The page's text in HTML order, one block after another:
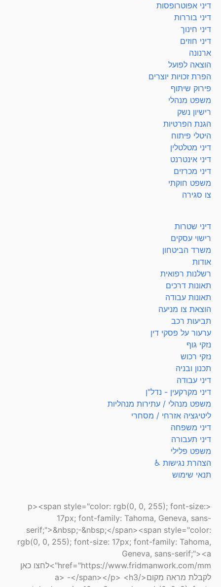
דיני אפוטרופסות
דיני בוררות
דיני חינוך
דיני חוזים
ארנונה
הוצאה לפועל
הפרת זכויות יוצרים
פירוק שיתוף
משפט מנהלי
רישיון נשק
הגנת הפרטיות
היטלי פיתוח
דיני מטלטלין
דיני אינטרנט
דיני מכרזים
משפט חוקתי
צו סגירה
דיני שטרות
רישוי עסקים
משרד הביטחון
אודות
רשלנות רפואית
תאונות דרכים
תאונות עבודה
הוצאת צו מניעה
תביעות רכב
ערעור על פסקי דין
נזקי גוף
נזקי רכוש
תכנון ובניה
דיני עבודה
דיני מקרקעין - נדל"ן
משפט מנהלי / עתירות מנהליות
ליטיגציה אזרחי / מסחרי
דיני משפחה
דיני תעבורה
משפט פלילי
הצהרת נגישות ♿
תנאי שימוש
<p><span style="color: rgb(0, 0, 255); font-size:
17px; font-family: Tahoma, Geneva, sans-
serif;">&nbsp;-&nbsp;</span><span style="color:
rgb(0, 0, 255); font-size: 17px; font-family: Tahoma,
Geneva, sans-serif;"><a
href="https://www.fridmanwork.com/mm">לחצו כאן
לקבלת מראה מקום</a> -</span></p> <h3